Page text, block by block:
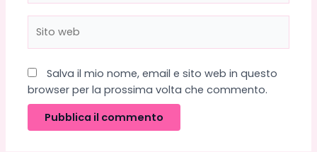
web
Salva il mio nome, email e sito web in questo
browser per la prossima volta che commento.